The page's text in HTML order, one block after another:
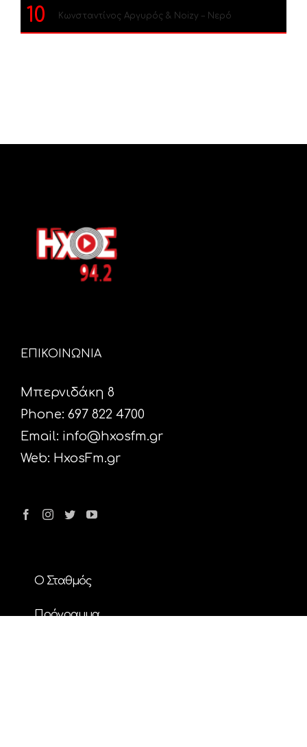
10 Κωνσταντίνος Αργυρός & Noizy – Νερό
ΕΠΙΚΟΙΝΩΝΙΑ
Μπερνιδάκη 8
Phone: 697 822 4700
Email: info@hxosfm.gr
Web: HxosFm.gr
Ο Σταθμός
Πρόγραμμα